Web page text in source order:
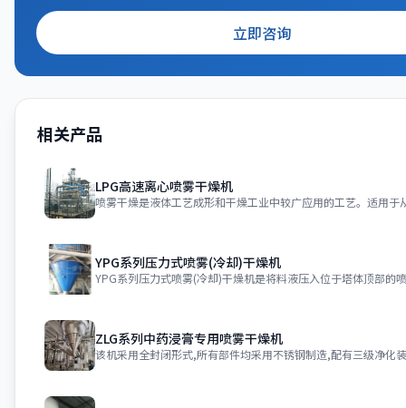
立即咨询
相关产品
LPG高速离心喷雾干燥机
YPG系列压力式喷雾(冷却)干燥机
ZLG系列中药浸膏专用喷雾干燥机